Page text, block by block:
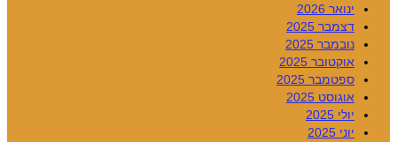
ינואר 2026
דצמבר 2025
נובמבר 2025
אוקטובר 2025
ספטמבר 2025
אוגוסט 2025
יולי 2025
יוני 2025